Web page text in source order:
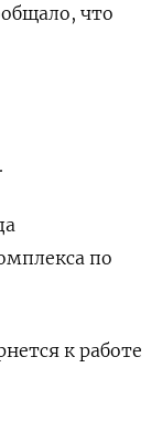
что
по
к работе